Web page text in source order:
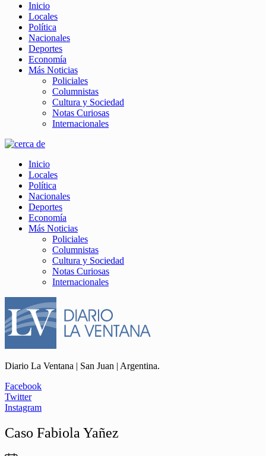
Inicio
Locales
Política
Nacionales
Deportes
Economía
Más Noticias
Policiales
Columnistas
Cultura y Sociedad
Notas Curiosas
Internacionales
Inicio
Locales
Política
Nacionales
Deportes
Economía
Más Noticias
Policiales
Columnistas
Cultura y Sociedad
Notas Curiosas
Internacionales
Diario La Ventana | San Juan | Argentina.
Facebook
Twitter
Instagram
Caso Fabiola Yañez